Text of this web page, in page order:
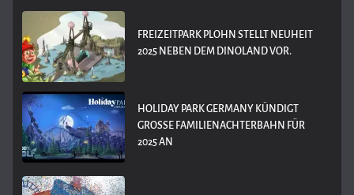
FREIZEITPARK PLOHN STELLT NEUHEIT
2025 NEBEN DEM DINOLAND VOR.
HOLIDAY PARK GERMANY KÜNDIGT
GROSSE FAMILIENACHTERBAHN FÜR 2
025 AN